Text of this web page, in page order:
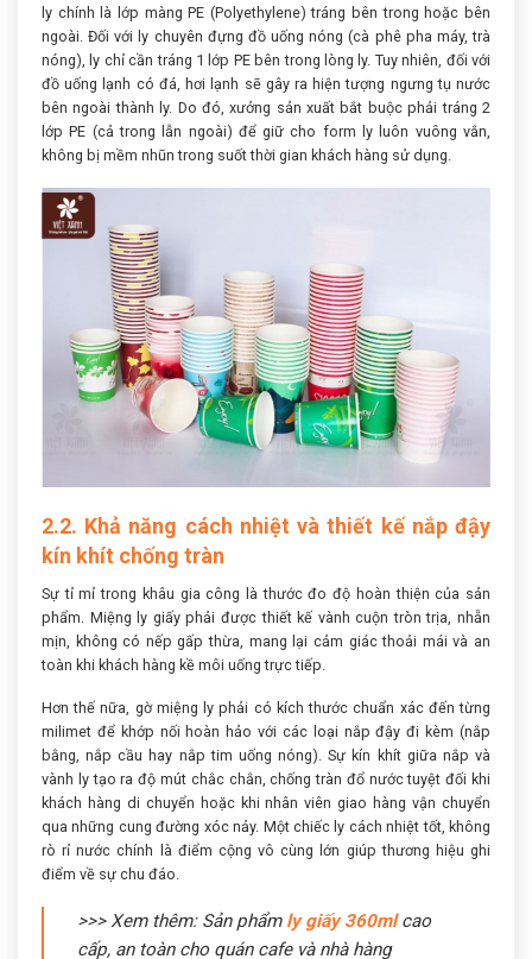
ly chính là lớp màng PE (Polyethylene) tráng bên trong hoặc bên
ngoài. Đối với ly chuyên đựng đồ uống nóng (cà phê pha máy, trà
nóng), ly chỉ cần tráng 1 lớp PE bên trong lòng ly. Tuy nhiên, đối với
đồ uống lạnh có đá, hơi lạnh sẽ gây ra hiện tượng ngưng tụ nước
bên ngoài thành ly. Do đó, xưởng sản xuất bắt buộc phải tráng 2
lớp PE (cả trong lẫn ngoài) để giữ cho form ly luôn vuông vắn,
không bị mềm nhũn trong suốt thời gian khách hàng sử dụng.
2.2. Khả năng cách nhiệt và thiết kế nắp đậy
kín khít chống tràn
Sự tỉ mỉ trong khâu gia công là thước đo độ hoàn thiện của sản
phẩm. Miệng ly giấy phải được thiết kế vành cuộn tròn trịa, nhẵn
mịn, không có nếp gấp thừa, mang lại cảm giác thoải mái và an
toàn khi khách hàng kề môi uống trực tiếp.
Hơn thế nữa, gờ miệng ly phải có kích thước chuẩn xác đến từng
milimet để khớp nối hoàn hảo với các loại nắp đậy đi kèm (nắp
bằng, nắp cầu hay nắp tim uống nóng). Sự kín khít giữa nắp và
vành ly tạo ra độ mút chắc chắn, chống tràn đổ nước tuyệt đối khi
khách hàng di chuyển hoặc khi nhân viên giao hàng vận chuyển
qua những cung đường xóc nảy. Một chiếc ly cách nhiệt tốt, không
rò rỉ nước chính là điểm cộng vô cùng lớn giúp thương hiệu ghi
điểm về sự chu đáo.
>>> Xem thêm: Sản phẩmly giấy 360mlcao
cấp, an toàn cho quán cafe và nhà hàng